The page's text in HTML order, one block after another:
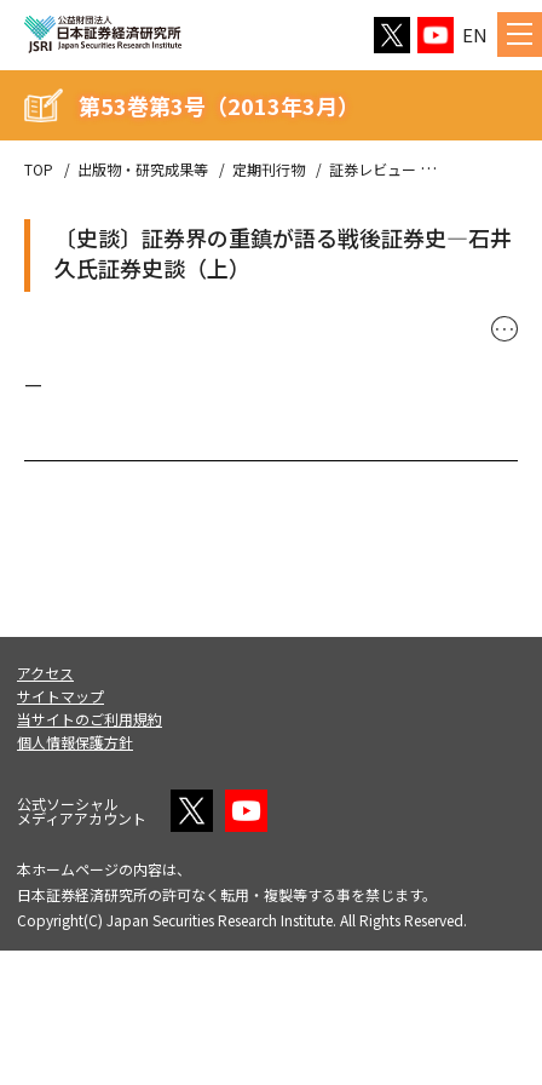
EN
TOP 出版物・研究成果等 定期刊行物 証券レビュー
第53巻第3号（2013年3月）
〔史談〕証券界の重鎮が語る戦後証券史―石井
久氏証券史談（上）
･･･
—
アクセス
サイトマップ
当サイトのご利用規約
個人情報保護方針
公式ソーシャル
メディアアカウント
本ホームページの内容は、
日本証券経済研究所の許可なく転用・複製等する事を禁じます。
Copyright(C) Japan Securities Research Institute. All Rights Reserved.